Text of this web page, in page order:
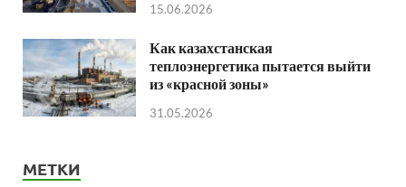
15.06.2026
Как казахстанская
теплоэнергетика пытается выйти
из «красной зоны»
31.05.2026
МЕТКИ